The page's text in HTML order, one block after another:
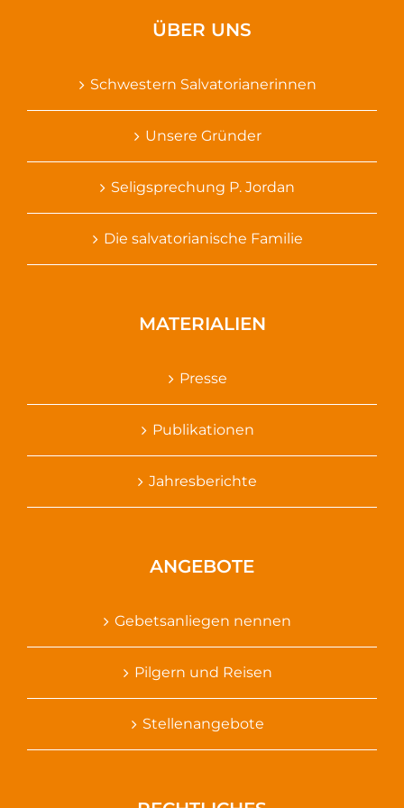
ÜBER UNS
Schwestern Salvatorianerinnen
Unsere Gründer
Seligsprechung P. Jordan
Die salvatorianische Familie
MATERIALIEN
Presse
Publikationen
Jahresberichte
ANGEBOTE
Gebetsanliegen nennen
Pilgern und Reisen
Stellenangebote